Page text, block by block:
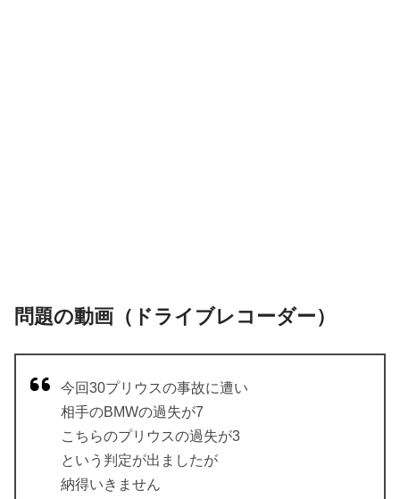
問題の動画（ドライブレコーダー）
今回30プリウスの事故に遭い
相手のBMWの過失が7
こちらのプリウスの過失が3
という判定が出ましたが
納得いきません